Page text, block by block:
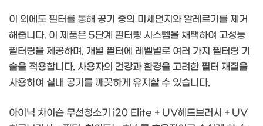
이 외에도 필터를 통해 공기 중의 미세먼지와 알레르기를 제거
해줍니다. 이 제품은 5단계 필터링 시스템을 채택하여 고성능
필터링을 제공하며, 개별 필터에 레벨별로 여러 가지 필터링 기
술을 적용합니다. 사용자의 건강과 환경을 고려한 필터 재질을
사용하여 실내 공기를 깨끗하게 유지할 수 있습니다.
아이닉 차이슨 무선청소기 i20 Elite + UV헤드브러시 + UV